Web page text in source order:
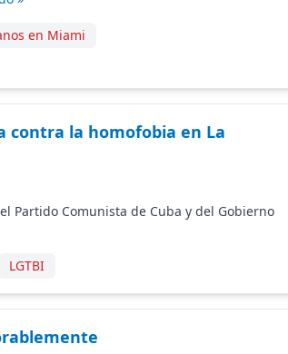
en Miami
contra la homofobia en La
Partido Comunista de Cuba y del Gobierno
LGTBI